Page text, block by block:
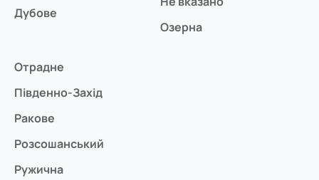
Дубове
Озерна
Отрадне
Південно-Захід
Ракове
Розсошанський
Ружична